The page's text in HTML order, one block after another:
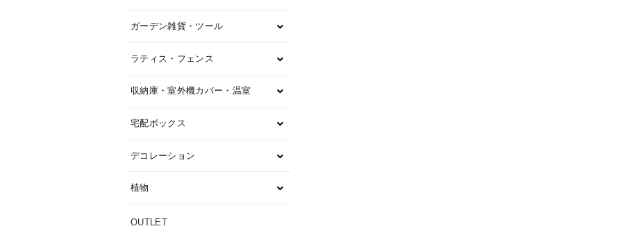
ガーデン雑貨・ツール
ラティス・フェンス
収納庫・室外機カバー・温室
宅配ボックス
デコレーション
植物
OUTLET